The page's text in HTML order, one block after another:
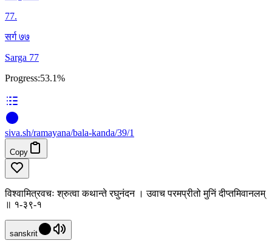
77.
सर्ग ७७
Sarga 77
Progress:53.1%
siva.sh/ramayana/bala-kanda/39/1
Copy
विश्वामित्रवचः श्रुत्वा कथान्ते रघुनंदन । उवाच परमप्रीतो मुनिं दीप्तमिवानलम्
॥ १-३९-१
sanskrit